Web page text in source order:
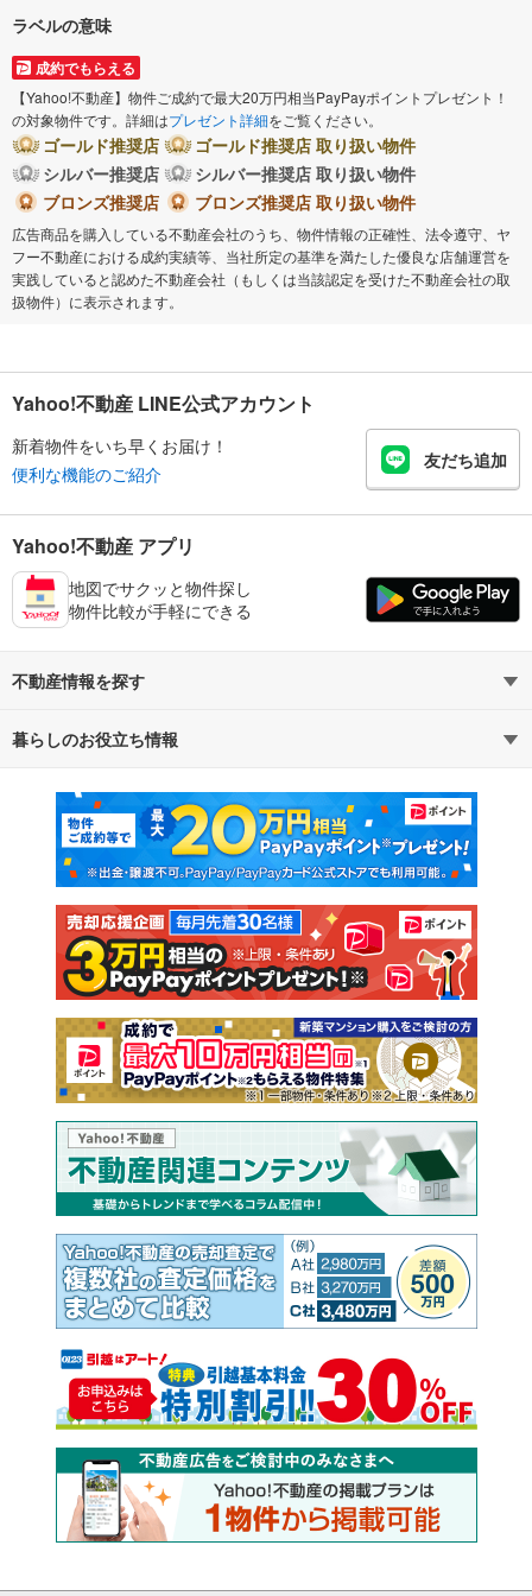
ラベルの意味
成約でもらえる
【Yahoo!不動産】物件ご成約で最大20万円相当PayPayポイントプレゼント！
の対象物件です。詳細はプレゼント詳細をご覧ください。
ゴールド推奨店
ゴールド推奨店 取り扱い物件
シルバー推奨店
シルバー推奨店 取り扱い物件
ブロンズ推奨店
ブロンズ推奨店 取り扱い物件
広告商品を購入している不動産会社のうち、物件情報の正確性、法令遵守、ヤ
フー不動産における成約実績等、当社所定の基準を満たした優良な店舗運営を
実践していると認めた不動産会社（もしくは当該認定を受けた不動産会社の取
扱物件）に表示されます。
Yahoo!不動産 LINE公式アカウント
新着物件をいち早くお届け！
便利な機能のご紹介
友だち追加
Yahoo!不動産 アプリ
地図でサクッと物件探し
物件比較が手軽にできる
不動産情報を探す
不動産・住宅
新築マンション 中古マンション
新築一戸建て 中古一戸建て
注文住宅 土地
売却査定
暮らしのお役立ち情報
マンションカタログ 教えて！住まいの先生